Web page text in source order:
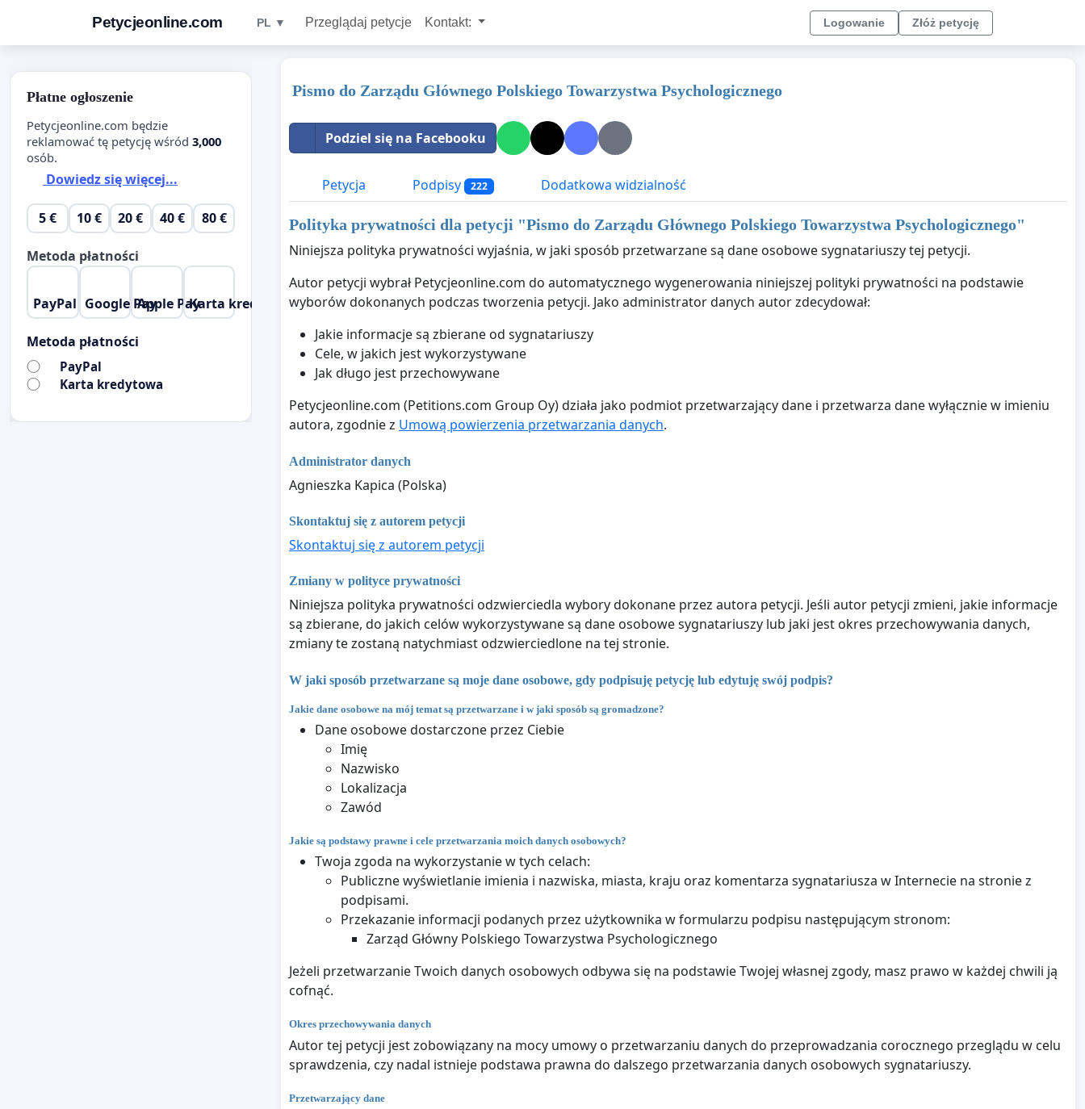
Petycjeonline.com PL ▼ Przeglądaj petycje Kontakt: Logowanie Złóż petycję
Pismo do Zarządu Głównego Polskiego Towarzystwa Psychologicznego
Podziel się na Facebooku
Petycja Podpisy 222 Dodatkowa widzialność
Polityka prywatności dla petycji "Pismo do Zarządu Głównego Polskiego Towarzystwa Psychologicznego"
Niniejsza polityka prywatności wyjaśnia, w jaki sposób przetwarzane są dane osobowe sygnatariuszy tej petycji.
Autor petycji wybrał Petycjeonline.com do automatycznego wygenerowania niniejszej polityki prywatności na podstawie
wyborów dokonanych podczas tworzenia petycji. Jako administrator danych autor zdecydował:
Jakie informacje są zbierane od sygnatariuszy
Cele, w jakich jest wykorzystywane
Jak długo jest przechowywane
Petycjeonline.com (Petitions.com Group Oy) działa jako podmiot przetwarzający dane i przetwarza dane wyłącznie w imieniu
autora, zgodnie z Umową powierzenia przetwarzania danych.
Administrator danych
Agnieszka Kapica (Polska)
Skontaktuj się z autorem petycji
Skontaktuj się z autorem petycji
Zmiany w polityce prywatności
Niniejsza polityka prywatności odzwierciedla wybory dokonane przez autora petycji. Jeśli autor petycji zmieni, jakie informacje
są zbierane, do jakich celów wykorzystywane są dane osobowe sygnatariuszy lub jaki jest okres przechowywania danych,
zmiany te zostaną natychmiast odzwierciedlone na tej stronie.
W jaki sposób przetwarzane są moje dane osobowe, gdy podpisuję petycję lub edytuję swój podpis?
Jakie dane osobowe na mój temat są przetwarzane i w jaki sposób są gromadzone?
Dane osobowe dostarczone przez Ciebie
Imię
Nazwisko
Lokalizacja
Zawód
Jakie są podstawy prawne i cele przetwarzania moich danych osobowych?
Twoja zgoda na wykorzystanie w tych celach:
Publiczne wyświetlanie imienia i nazwiska, miasta, kraju oraz komentarza sygnatariusza w Internecie na stronie z
podpisami.
Przekazanie informacji podanych przez użytkownika w formularzu podpisu następującym stronom:
Zarząd Główny Polskiego Towarzystwa Psychologicznego
Jeżeli przetwarzanie Twoich danych osobowych odbywa się na podstawie Twojej własnej zgody, masz prawo w każdej chwili ją
cofnąć.
Okres przechowywania danych
Autor tej petycji jest zobowiązany na mocy umowy o przetwarzaniu danych do przeprowadzania corocznego przeglądu w celu
sprawdzenia, czy nadal istnieje podstawa prawna do dalszego przetwarzania danych osobowych sygnatariuszy.
Przetwarzający dane
Płatne ogłoszenie
Petycjeonline.com będzie
reklamować tę petycję wśród 3,000
osób.
Dowiedz się więcej...
5 € 10 € 20 € 40 € 80 €
Metoda płatności
PayPal Google PayApple PayKarta kredytowa
Metoda płatności
PayPal
Karta kredytowa